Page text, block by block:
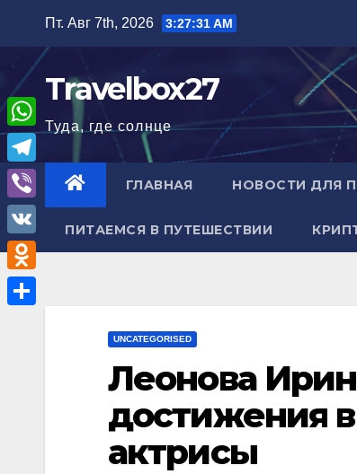
содержимому
Пт. Авг 7th, 2026 3:27:32 AM
Travelbox27
Туда, где солнце
ГЛАВНАЯ НОВОСТИ ДЛЯ
ПИТАЕМСЯ В ПУТЕШЕСТВИИ
UNCATEGORISED
Леонова
достижения
актрисы
W
h
a
A
T
e
l
e
g
V
i
b
e
V
K
O